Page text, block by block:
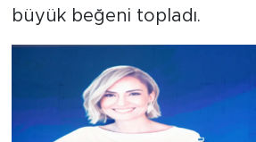
büyük beğeni topladı.